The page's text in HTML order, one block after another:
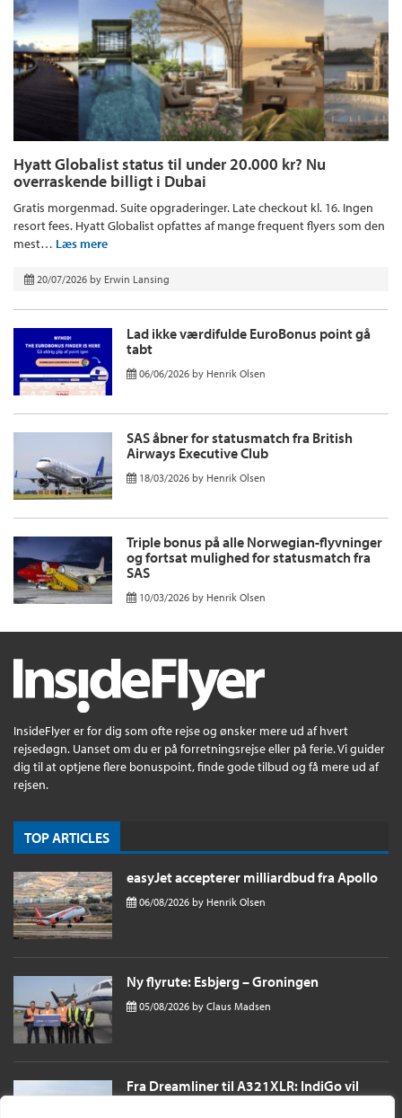
Hyatt Globalist status til under 20.000 kr? Nu
overraskende billigt i Dubai
Gratis morgenmad. Suite opgraderinger. Late checkout kl. 16. Ingen
resort fees. Hyatt Globalist opfattes af mange frequent flyers som den
mest… Læs mere
20/07/2026 by Erwin Lansing
Lad ikke værdifulde EuroBonus point gå
tabt
06/06/2026 by Henrik Olsen
SAS åbner for statusmatch fra British
Airways Executive Club
18/03/2026 by Henrik Olsen
Triple bonus på alle Norwegian-flyvninger
og fortsat mulighed for statusmatch fra
SAS
10/03/2026 by Henrik Olsen
InsideFlyer er for dig som ofte rejse og ønsker mere ud af hvert
rejsedøgn. Uanset om du er på forretningsrejse eller på ferie. Vi guider
dig til at optjene flere bonuspoint, finde gode tilbud og få mere ud af
rejsen.
TOP ARTICLES
easyJet accepterer milliardbud fra Apollo
06/08/2026 by Henrik Olsen
Ny flyrute: Esbjerg – Groningen
05/08/2026 by Claus Madsen
Fra Dreamliner til A321XLR: IndiGo vil
sende passagerer næsten 11 timer til